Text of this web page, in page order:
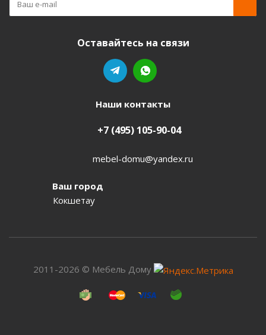
Оставайтесь на связи
Наши контакты
+7 (495) 105-90-04
mebel-domu@yandex.ru
Ваш город
Кокшетау
2011-2026 © Мебель Дому